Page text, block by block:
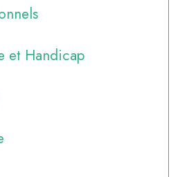
et Handicap